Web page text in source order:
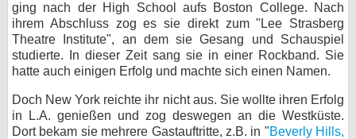
ging nach der High School aufs Boston College. Nach
ihrem Abschluss zog es sie direkt zum "Lee Strasberg
Theatre Institute", an dem sie Gesang und Schauspiel
studierte. In dieser Zeit sang sie in einer Rockband. Sie
hatte auch einigen Erfolg und machte sich einen Namen.
Doch New York reichte ihr nicht aus. Sie wollte ihren Erfolg
in L.A. genießen und zog deswegen an die Westküste.
Dort bekam sie mehrere Gastauftritte, z.B. in "Beverly Hills,
SERVICE
Gewinnspiele
Forum
bei X